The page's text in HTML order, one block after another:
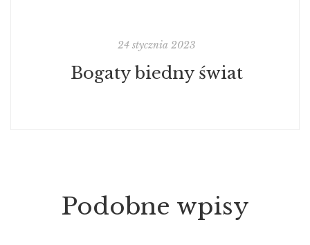
24 stycznia 2023
Bogaty biedny świat
Podobne wpisy